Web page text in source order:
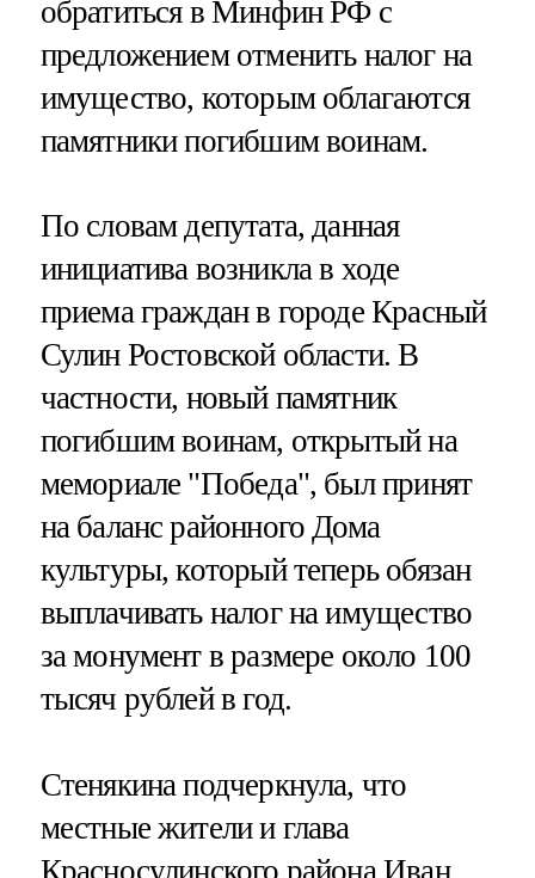
обратиться в Минфин РФ с
предложением отменить налог на
имущество, которым облагаются
памятники погибшим воинам.
По словам депутата, данная
инициатива возникла в ходе
приема граждан в городе Красный
Сулин Ростовской области. В
частности, новый памятник
погибшим воинам, открытый на
мемориале "Победа", был принят
на баланс районного Дома
культуры, который теперь обязан
выплачивать налог на имущество
за монумент в размере около 100
тысяч рублей в год.
Стенякина подчеркнула, что
местные жители и глава
Красносулинского района Иван